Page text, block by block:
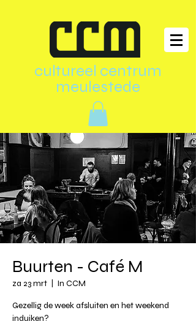
cultureel centrum
meulestede
Buurten - Café M
za 23 mrt In CCM
Gezellig de week afsluiten en het weekend
induiken?